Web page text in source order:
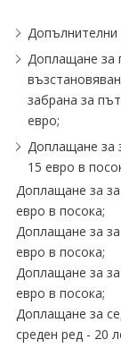
Допълнителни
Доплащане
забрана за
евро;
Доплащане за
15 евро в
Доплащане за
евро в посока;
Доплащане за
евро в посока;
Доплащане за
евро в посока;
Доплащане за
среден ред - 20